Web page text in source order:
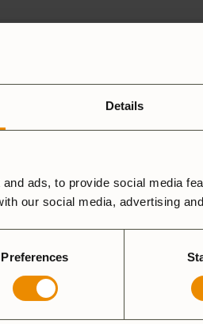
Details
ads, to provide social media
our social media, advertising
Preferences